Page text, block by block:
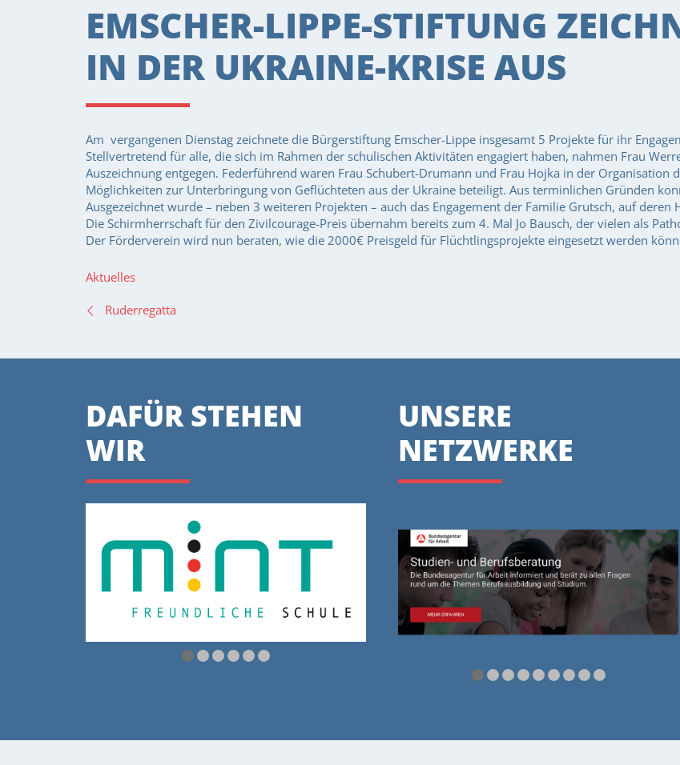
EMSCHER-LIPPE-STIFTUNG
IN DER UKRAINE-KRISE AUS
Am vergangenen Dienstag zeichnete die Bürgerstiftung Emscher-Lippe insgesamt 5 Projekte für ihr
Stellvertretend für alle, die sich im Rahmen der schulischen Aktivitäten engagiert haben, nahmen Frau
Auszeichnung entgegen. Federführend waren Frau Schubert-Drumann und Frau Hojka in der Organisation
Möglichkeiten zur Unterbringung von Geflüchteten aus der Ukraine beteiligt. Aus terminlichen Gründen
Ausgezeichnet wurde – neben 3 weiteren Projekten – auch das Engagement der Familie Grutsch, auf deren
Die Schirmherrschaft für den Zivilcourage-Preis übernahm bereits zum 4. Mal Jo Bausch, der vielen als
Der Förderverein wird nun beraten, wie die 2000€ Preisgeld für Flüchtlingsprojekte eingesetzt werden
Aktuelles
BEITRAGSNAVIGATION
Ruderregatta
DAFÜR STEHEN
WIR
UNSERE
NETZWERKE